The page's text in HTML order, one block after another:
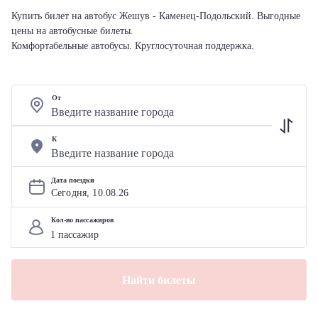
Купить билет на автобус Жешув - Каменец-Подольский. Выгодные
цены на автобусные билеты.
Комфортабельные автобусы. Круглосуточная поддержка.
От
К
Дата поездки
Сегодня, 10.08.26
Кол-во пассажиров
Найти билеты